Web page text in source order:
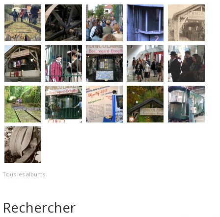
Tous les albums
Rechercher